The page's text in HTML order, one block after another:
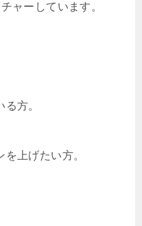
ャーしています。
方。
上げたい方。